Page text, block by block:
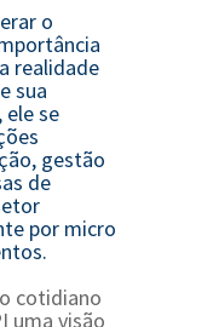
o
realidade
sua
ele se
gestão
de
por micro
cotidiano
uma visão